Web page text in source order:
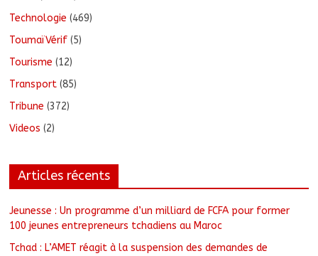
Technologie (469)
ToumaïVérif (5)
Tourisme (12)
Transport (85)
Tribune (372)
Videos (2)
Articles récents
Jeunesse : Un programme d’un milliard de FCFA pour former
100 jeunes entrepreneurs tchadiens au Maroc
Tchad : L’AMET réagit à la suspension des demandes de